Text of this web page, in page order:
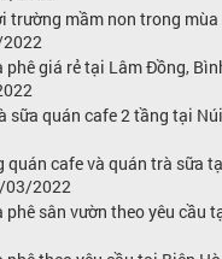
trường mầm non trong
phê giá rẻ tại Lâm Đồng,
sữa quán cafe 2 tầng tại
quán cafe và quán trà sữa
03/2022
phê sân vườn theo yêu cầu